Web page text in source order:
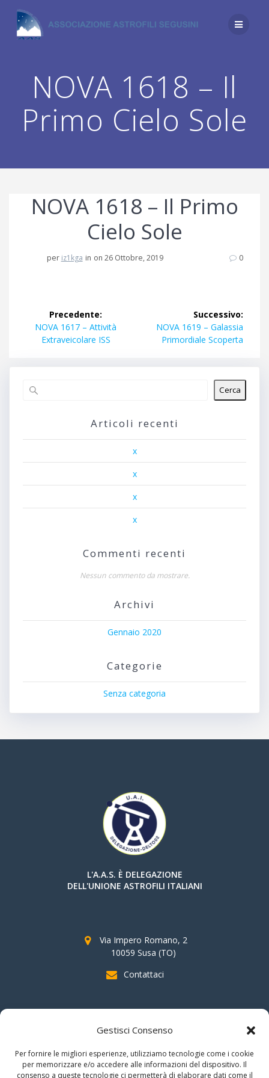
Gestisci Consenso
Per fornire le migliori esperienze, utilizziamo tecnologie come i cookie
per memorizzare e/o accedere alle informazioni del dispositivo. Il
consenso a queste tecnologie ci permetterà di elaborare dati come il
contenuto
NOVA 1618 – Il
Primo Cielo Sole
NOVA 1618 – Il Primo
Cielo Sole
per iz1kga in on 26 Ottobre, 2019 0
Navigazione
articoli
Precedente:
Articolo
precedente:
NOVA 1617 – Attività
Extraveicolare ISS
Successivo:
Articolo
successivo:
NOVA 1619 – Galassia
Primordiale Scoperta
Cerca
Articoli recenti
x
x
x
x
Commenti recenti
Nessun commento da mostrare.
Archivi
Gennaio 2020
Categorie
Senza categoria
L'A.A.S. È DELEGAZIONE
DELL'UNIONE ASTROFILI ITALIANI
Via Impero Romano, 2
10059 Susa (TO)
Contattaci
SOSTIENI AAS
indicando il
C.F. 96020930010
nella dichiarazione dei redditi e
firmando per la destinazione del"cinque per mille".